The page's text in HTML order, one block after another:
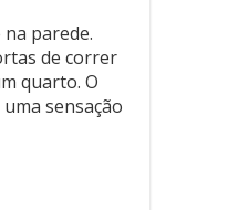
parede.
de correr
quarto. O
sensação